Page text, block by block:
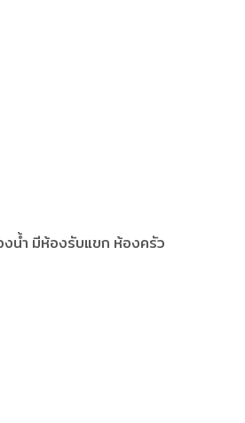
น้ำ มีห้องรับแขก ห้องครัว